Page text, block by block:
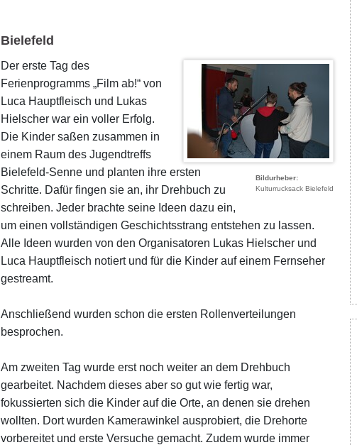
Bielefeld
Bildurheber
Kulturrucksack Bielefeld
Der erste Tag des
Ferienprogramms „Film ab!“ von
Luca Hauptfleisch und Lukas
Hielscher war ein voller Erfolg.
Die Kinder saßen zusammen in
einem Raum des Jugendtreffs
Bielefeld-Senne und planten ihre ersten
Schritte. Dafür fingen sie an, ihr Drehbuch zu
schreiben. Jeder brachte seine Ideen dazu ein,
um einen vollständigen Geschichtsstrang entstehen zu lassen.
Alle Ideen wurden von den Organisatoren Lukas Hielscher und
Luca Hauptfleisch notiert und für die Kinder auf einem Fernseher
gestreamt.
Anschließend wurden schon die ersten Rollenverteilungen
besprochen.
Am zweiten Tag wurde erst noch weiter an dem Drehbuch
gearbeitet. Nachdem dieses aber so gut wie fertig war,
fokussierten sich die Kinder auf die Orte, an denen sie drehen
wollten. Dort wurden Kamerawinkel ausprobiert, die Drehorte
vorbereitet und erste Versuche gemacht. Zudem wurde immer